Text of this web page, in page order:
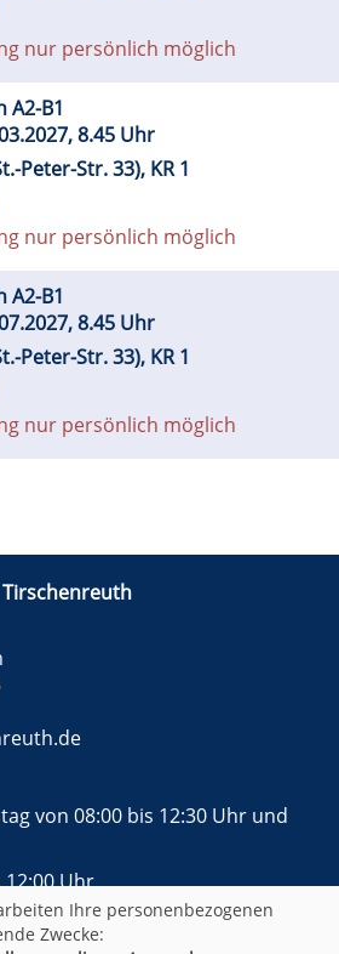
nur persönlich möglich
A2-B1
8.45 Uhr
Peter-Str. 33), KR 1
nur persönlich möglich
A2-B1
8.45 Uhr
Peter-Str. 33), KR 1
nur persönlich möglich
von 08:00 bis 12:30 Uhr und
12:00 Uhr
Facebook
Instagram
Ihre personenbezogenen
Zwecke: